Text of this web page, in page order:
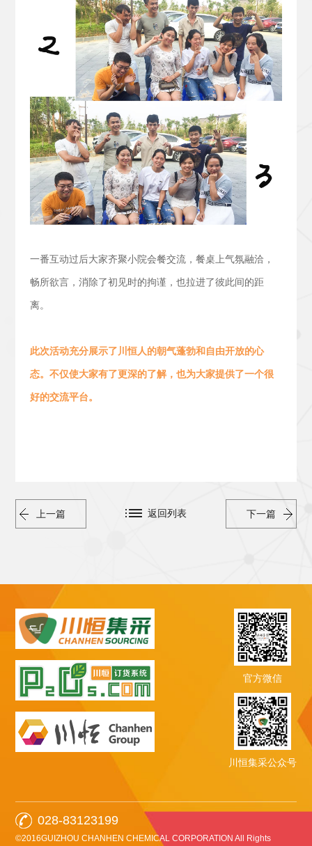
一番互动过后大家齐聚小院会餐交流， 餐桌上气氛融洽，
畅所欲言，消除了初见时的拘谨，也拉进了彼此间的距
离。
此次活动充分展示了川恒人的朝气蓬勃和 自由开放的心
态。 不仅使大家有了更深的了解，也为大家提供了一个很
好的交流平台。
上一篇 下一篇
返回列表
官方微信
川恒集采公众号
028-83123199
©2016GUIZHOU CHANHEN CHEMICAL CORPORATION All Rights